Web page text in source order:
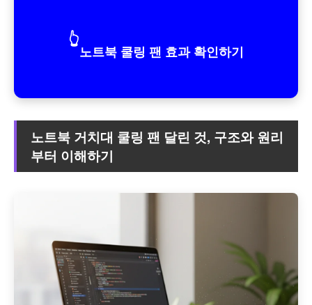
👆
노트북 쿨링 팬 효과 확인하기
노트북 거치대 쿨링 팬 달린 것, 구조와 원리
부터 이해하기